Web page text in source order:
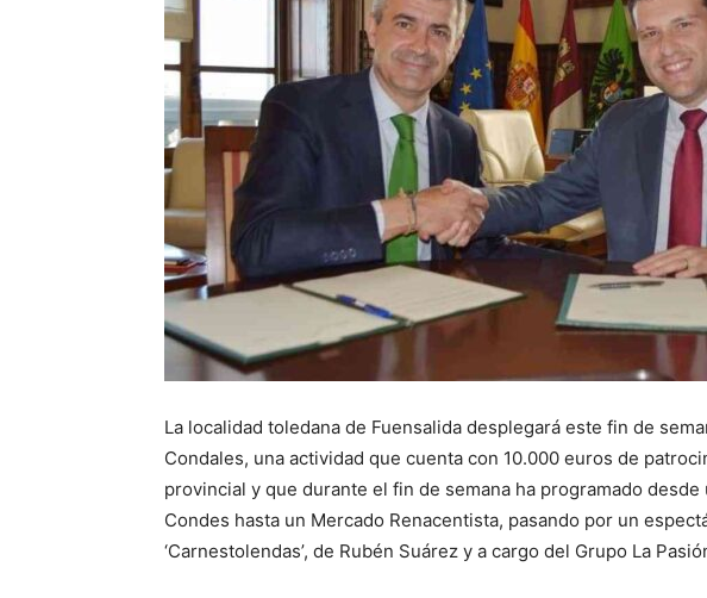
La localidad toledana de Fuensalida desplegará este fin de
Condales, una actividad que cuenta con 10.000 euros de
provincial y que durante el fin de semana ha programado desde
Condes hasta un Mercado Renacentista, pasando por un
‘Carnestolendas’, de Rubén Suárez y a cargo del Grupo La